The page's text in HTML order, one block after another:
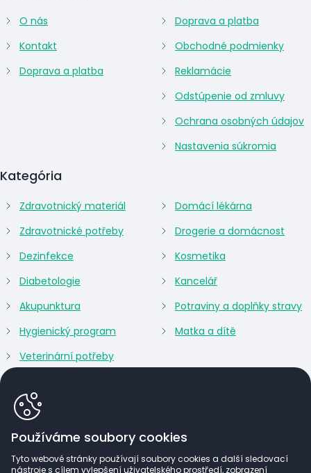
Používáme soubory cookies
Tyto webové stránky používají soubory cookies a další sledovací
nástroje s cílem vylepšení uživatelského prostředí, zobrazení
O nás
Kontakt
Doprava a platba
Kategória
Zdravotnický materiál
Zdravotnické potřeby
Dezinfekce
Diabetologie
Akupunktura
Hygienický program
Veterinární potřeby
Domácí lékárna
Drogerie a domácnost
Kosmetika
Kancelář
Potraviny a doplňky stravy
Matka a dítě
Doprava a platba
Obchodné podmienky
Reklamácie
Odstúpenie od zmluvy
Ochrana osobných údajov
Nastavenia súkromia